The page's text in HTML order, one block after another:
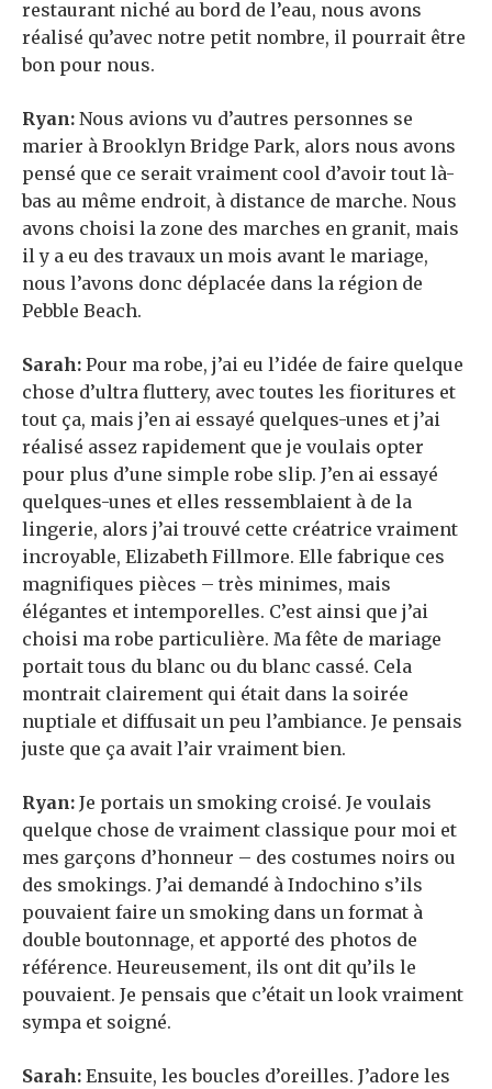
restaurant niché au bord de l’eau, nous avons
réalisé qu’avec notre petit nombre, il pourrait être
bon pour nous.
Ryan: Nous avions vu d’autres personnes se
marier à Brooklyn Bridge Park, alors nous avons
pensé que ce serait vraiment cool d’avoir tout là-
bas au même endroit, à distance de marche. Nous
avons choisi la zone des marches en granit, mais
il y a eu des travaux un mois avant le mariage,
nous l’avons donc déplacée dans la région de
Pebble Beach.
Sarah: Pour ma robe, j’ai eu l’idée de faire quelque
chose d’ultra fluttery, avec toutes les fioritures et
tout ça, mais j’en ai essayé quelques-unes et j’ai
réalisé assez rapidement que je voulais opter
pour plus d’une simple robe slip. J’en ai essayé
quelques-unes et elles ressemblaient à de la
lingerie, alors j’ai trouvé cette créatrice vraiment
incroyable, Elizabeth Fillmore. Elle fabrique ces
magnifiques pièces – très minimes, mais
élégantes et intemporelles. C’est ainsi que j’ai
choisi ma robe particulière. Ma fête de mariage
portait tous du blanc ou du blanc cassé. Cela
montrait clairement qui était dans la soirée
nuptiale et diffusait un peu l’ambiance. Je pensais
juste que ça avait l’air vraiment bien.
Ryan: Je portais un smoking croisé. Je voulais
quelque chose de vraiment classique pour moi et
mes garçons d’honneur – des costumes noirs ou
des smokings. J’ai demandé à Indochino s’ils
pouvaient faire un smoking dans un format à
double boutonnage, et apporté des photos de
référence. Heureusement, ils ont dit qu’ils le
pouvaient. Je pensais que c’était un look vraiment
sympa et soigné.
Sarah: Ensuite, les boucles d’oreilles. J’adore les